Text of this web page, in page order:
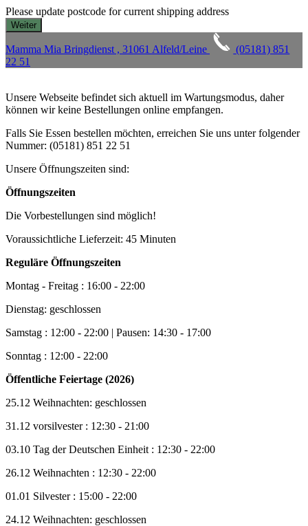
Please update postcode for current shipping address
Mamma Mia Bringdienst , 31061 Alfeld/Leine
(05181) 851
22 51
Unsere Webseite befindet sich aktuell im Wartungsmodus, daher
können wir keine Bestellungen online empfangen.
Falls Sie Essen bestellen möchten, erreichen Sie uns unter folgender
Nummer: (05181) 851 22 51
Unsere Öffnungszeiten sind:
Öffnungszeiten
Die Vorbestellungen sind möglich!
Voraussichtliche Lieferzeit: 45 Minuten
Reguläre Öffnungszeiten
Montag - Freitag : 16:00 - 22:00
Dienstag: geschlossen
Samstag : 12:00 - 22:00 | Pausen: 14:30 - 17:00
Sonntag : 12:00 - 22:00
Öffentliche Feiertage (2026)
25.12 Weihnachten: geschlossen
31.12 vorsilvester : 12:30 - 21:00
03.10 Tag der Deutschen Einheit : 12:30 - 22:00
26.12 Weihnachten : 12:30 - 22:00
01.01 Silvester : 15:00 - 22:00
24.12 Weihnachten: geschlossen